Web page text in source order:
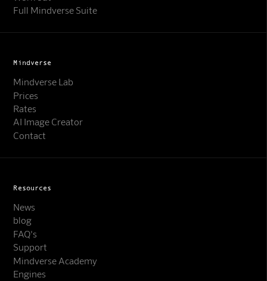
Online · KI-Assistent
Full Mindverse Suite
Mindverse
Mindverse Lab
Prices
Rates
AI Image Creator
Contact
Resources
News
blog
FAQ's
Support
Mindverse Academy
Engines